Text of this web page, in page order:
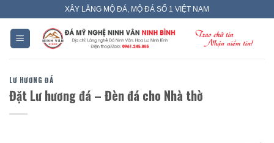
content
XÂY LĂNG MỘ ĐÁ, MỘ ĐÁ SỐ 1 VIỆT NAM
LƯ HƯƠNG ĐÁ
Đặt Lư hương đá – Đèn đá cho Nhà thờ